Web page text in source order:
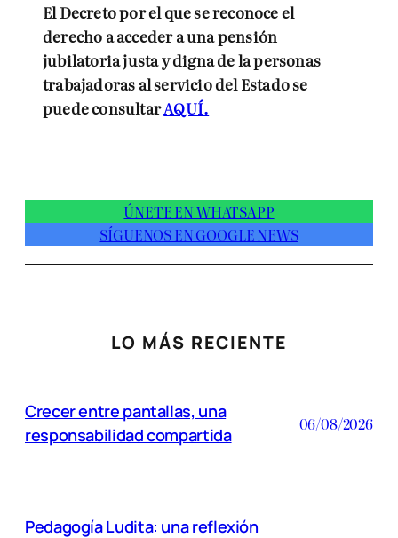
El Decreto por el que se reconoce el
derecho a acceder a una pensión
jubilatoria justa y digna de la personas
trabajadoras al servicio del Estado se
puede consultarAQUÍ.
ÚNETE EN WHATSAPP
SÍGUENOS EN GOOGLE NEWS
LO MÁS RECIENTE
Crecer entre pantallas, una
responsabilidad compartida
06/08/2026
Pedagogía Ludita: una reflexión